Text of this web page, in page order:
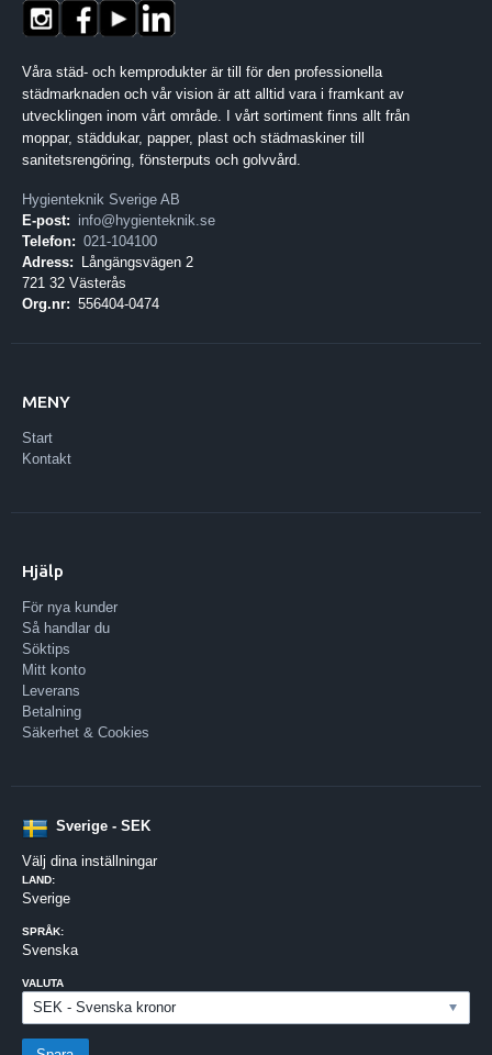
Våra städ- och kemprodukter är till för den professionella
städmarknaden och vår vision är att alltid vara i framkant av
utvecklingen inom vårt område. I vårt sortiment finns allt från
moppar, städdukar, papper, plast och städmaskiner till
sanitetsrengöring, fönsterputs och golvvård.
Hygienteknik Sverige AB
E-post: info@hygienteknik.se
Telefon: 021-104100
Adress:
Långängsvägen 2
721 32 Västerås
Org.nr: 556404-0474
MENY
Start
Kontakt
Hjälp
För nya kunder
Så handlar du
Söktips
Mitt konto
Leverans
Betalning
Säkerhet & Cookies
Sverige - SEK
Välj dina inställningar
LAND:
Sverige
SPRÅK:
Svenska
VALUTA